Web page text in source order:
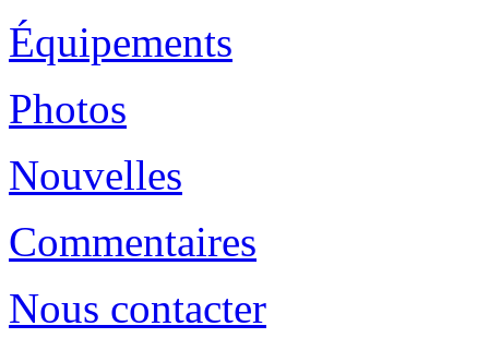
Équipements
Photos
Nouvelles
Commentaires
Nous contacter